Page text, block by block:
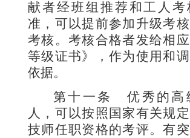
献者经班组推荐和工人考
准，可以提前参加升级考
考核。考核合格者发给相
等级证书》，作为使用和
依据。
第十一条优秀的高
人，可以按照国家有关规
技师任职资格的考评。有